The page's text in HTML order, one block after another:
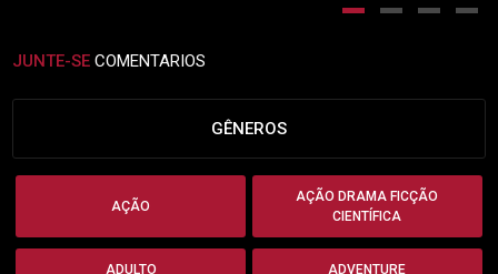
JUNTE-SE COMENTARIOS
GÊNEROS
AÇÃO
AÇÃO DRAMA FICÇÃO
CIENTÍFICA
ADULTO ADVENTURE